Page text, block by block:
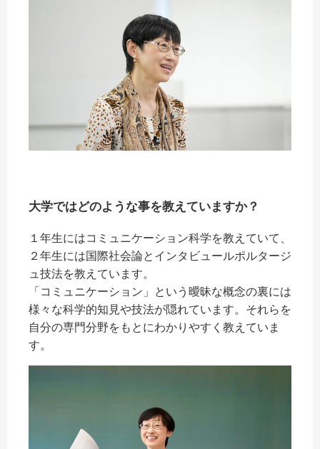
大学ではどのような事を教えていますか？
１年生にはコミュニケーション科学を教えていて、
２年生には国際社会論とインタビュールポルタージ
ュ技法を教えています。
「コミュニケーション」という曖昧な概念の裏には
様々な科学的知見や技法が隠れています。それらを
自分の専門分野をもとにわかりやすく教えていま
す。